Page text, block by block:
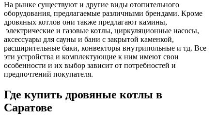
На рынке существуют и другие виды отопительного
оборудования, предлагаемые различными брендами. Кроме
дровяных котлов они также предлагают камины,
электрические и газовые котлы, циркуляционные насосы,
аксессуары для сауны и бани с закрытой каменкой,
расширительные баки, конвекторы внутрипольные и тд. Все
эти устройства и комплектующие к ним имеют свои
особенности и их выбор зависит от потребностей и
предпочтений покупателя.
Где купить дровяные котлы в
Саратове